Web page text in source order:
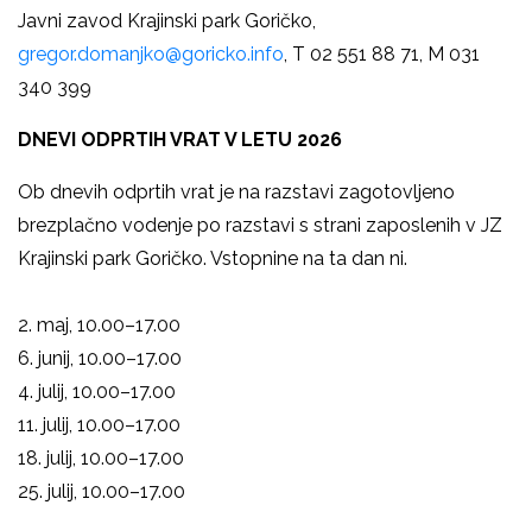
Javni zavod Krajinski park Goričko,
gregor.domanjko@goricko.info , T 02 551 88 71, M 031
340 399
DNEVI ODPRTIH VRAT V LETU 2026
Ob dnevih odprtih vrat je na razstavi zagotovljeno
brezplačno vodenje po razstavi s strani zaposlenih v JZ
Krajinski park Goričko. Vstopnine na ta dan ni.
2. maj, 10.00–17.00
6. junij, 10.00–17.00
4. julij, 10.00–17.00
11. julij, 10.00–17.00
18. julij, 10.00–17.00
25. julij, 10.00–17.00